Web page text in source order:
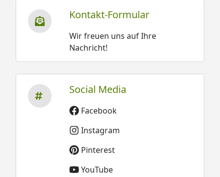
Kontakt-Formular
Wir freuen uns auf Ihre
Nachricht!
Social Media
Facebook
Instagram
Pinterest
YouTube